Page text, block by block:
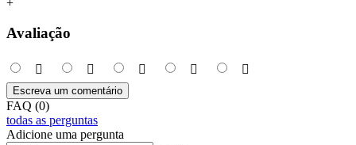
Avaliação
Escreva um comentário
FAQ (0)
todas as perguntas
Adicione uma pergunta